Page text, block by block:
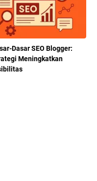
Dasar SEO Blogger:
Meningkatkan